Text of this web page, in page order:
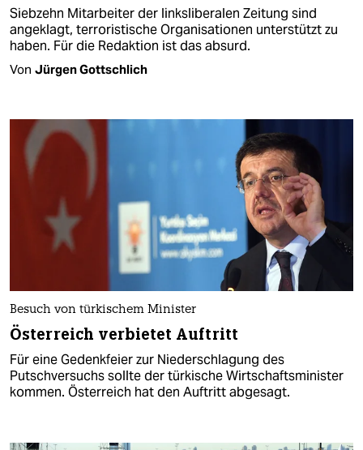
Siebzehn Mitarbeiter der linksliberalen Zeitung sind
angeklagt, terroristische Organisationen unterstützt zu
haben. Für die Redaktion ist das absurd.
Von Jürgen Gottschlich
Besuch von türkischem Minister
Österreich verbietet Auftritt
Für eine Gedenkfeier zur Niederschlagung des
Putschversuchs sollte der türkische Wirtschaftsminister
kommen. Österreich hat den Auftritt abgesagt.